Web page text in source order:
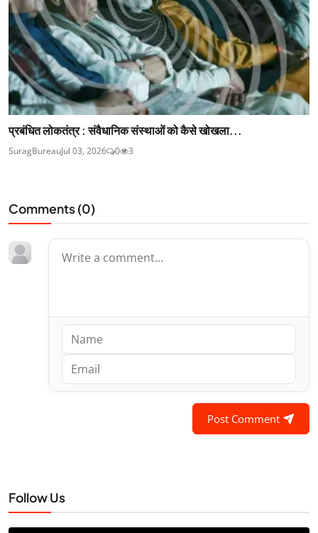
प्रबंधित लोकतंत्र : संवैधानिक संस्थाओं को कैसे खोखला...
SuragBureauJul 03, 2026 0 3
Comments (0)
Post Comment
Follow Us